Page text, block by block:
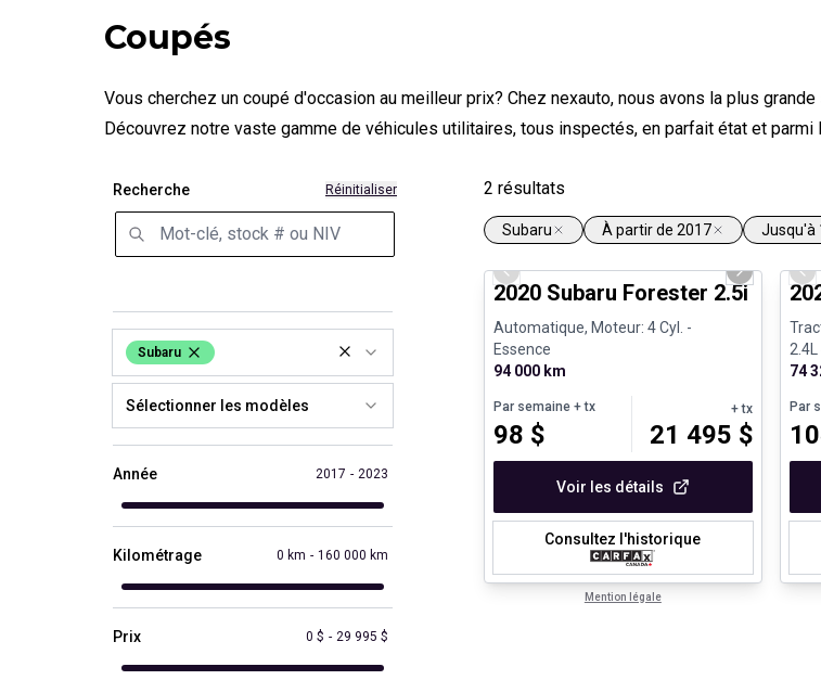
Coupés
Vous cherchez un coupé d'occasion au meilleur prix? Chez nexauto, nous avons la plus
Découvrez notre vaste gamme de véhicules utilitaires, tous inspectés, en parfait état et
Recherche Réinitialiser
Subaru
Sélectionner les modèles
Année 2017 - 2023
Kilométrage 0 km - 160 000 km
Prix 0 $ - 29 995 $
2 résultats
Subaru À partir de 2017 Jusqu'à
1/25
Previous slide Next slide
2020 Subaru Forester 2.5i
Automatique, Moteur: 4 Cyl. -
Essence
94 000 km
Par semaine + tx
98 $
+ tx
21 495 $
Voir les détails
Consultez l'historique
Mention légale
74
Par